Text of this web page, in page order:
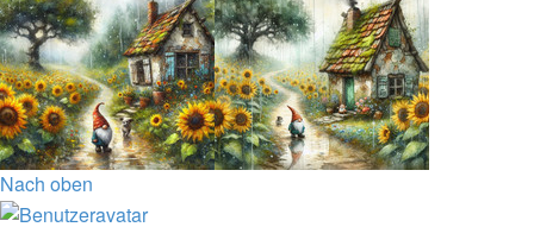
Nach oben